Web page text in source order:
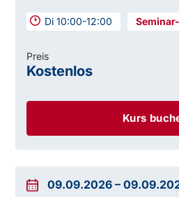
Di 10:00-12:00
Kurs
Preis
Kostenlos
09.09.2026 –